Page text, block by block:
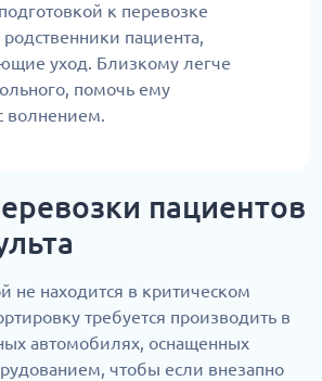
к перевозке
пациента,
уход. Близкому легче
помочь ему
волнением.
пациентов
не находится в критическом
требуется производить в
автомобилях, оснащенных
чтобы если внезапно